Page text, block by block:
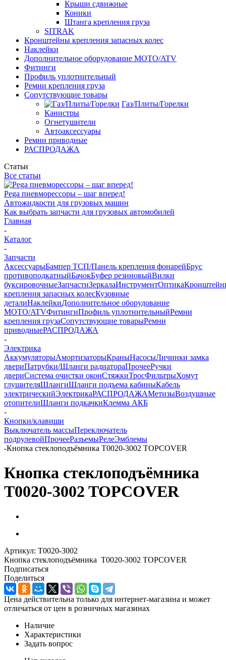
Крыши сдвижные
Коники
Штанга крепления груза
SITRAK
Кронштейны крепления запасных колес
Наклейки
Дополнительное оборудование MOTO/ATV
Фитинги
Профиль уплотнительный
Ремни крепления груза
Сопутствующие товары
Газ/Плиты/Горелки
Канистры
Огнетушители
Автоаксессуары
Ремни приводные
РАСПРОДАЖА
Статьи
Все статьи
Pega пневморессоры – шаг вперед!
Автожидкости для грузовых машин
Как выбрать запчасти для грузовых автомобилей
Главная
-
Каталог
-
Запчасти
АксессуарыБампер ТСП/Панель крепления фонарейБрус
противоподкатныйБачокБуфер резиновыйВилки
буксировочныеЗапчастиЗеркалаИнструментОптика
крепления запасных колесКузовные
деталиНаклейкиДополнительное оборудование
MOTO/ATVФитингиПрофиль уплотнительныйРемни
крепления грузаСопутствующие товарыРемни
приводныеРАСПРОДАЖА
-
Электрика
АккумуляторыАмортизаторыКраныНасосыЛичинки замка
двериПатрубки/Шланги радиатораПрочееРучки
двериСистема очистки оконСтяжкиТросФильтрыХомут
глушителяШлангиШланги подъема кабиныКабель
электрическийЭлектрикаРАСПРОДАЖАМетизыВоздушные
отопителиШланги подкачкиКлемма АКБ
-
Кнопки/клавиши
Выключатель массыПереключатель
подрулевойПрочееРазъемыРелеЭмблемы
-Кнопка стеклоподъёмника T0020-3002 TOPCOVER
Кнопка стеклоподъёмника
T0020-3002 TOPCOVER
Артикул: T0020-3002
Кнопка стеклоподъёмника T0020-3002 TOPCOVER
Подписаться
Поделиться
Цена действительна только для интернет-магазина и может
отличаться от цен в розничных магазинах
Наличие
Характеристики
Задать вопрос